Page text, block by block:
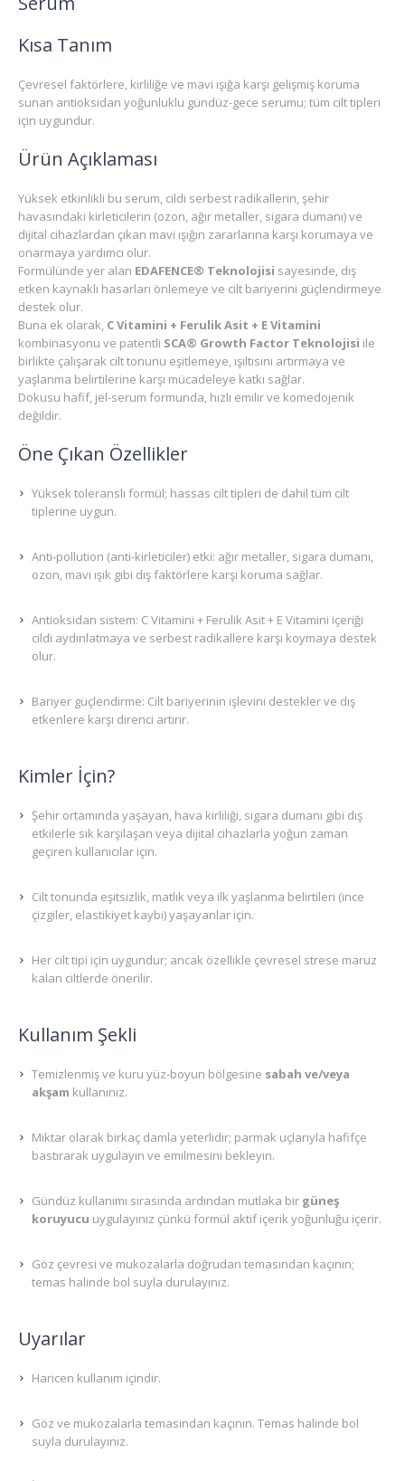
Kısa Tanım
Çevresel faktörlere, kirliliğe ve mavi ışığa karşı gelişmiş koruma
sunan antioksidan yoğunluklu gündüz-gece serumu; tüm cilt tipleri
için uygundur.
Ürün Açıklaması
Yüksek etkinlikli bu serum, cildi serbest radikallerin, şehir
havasındaki kirleticilerin (ozon, ağır metaller, sigara dumanı) ve
dijital cihazlardan çıkan mavi ışığın zararlarına karşı korumaya ve
onarmaya yardımcı olur.
Formülünde yer alan EDAFENCE® Teknolojisi sayesinde, dış
etken kaynaklı hasarları önlemeye ve cilt bariyerini güçlendirmeye
destek olur.
Buna ek olarak, C Vitamini + Ferulik Asit + E Vitamini
kombinasyonu ve patentli SCA® Growth Factor Teknolojisi ile
birlikte çalışarak cilt tonunu eşitlemeye, ışıltısını artırmaya ve
yaşlanma belirtilerine karşı mücadeleye katkı sağlar.
Dokusu hafif, jel-serum formunda, hızlı emilir ve komedojenik
değildir.
Öne Çıkan Özellikler
Yüksek toleranslı formül; hassas cilt tipleri de dahil tüm cilt
tiplerine uygun.
Anti-pollution (anti-kirleticiler) etki: ağır metaller, sigara dumanı,
ozon, mavi ışık gibi dış faktörlere karşı koruma sağlar.
Antioksidan sistem: C Vitamini + Ferulik Asit + E Vitamini içeriği
cildi aydınlatmaya ve serbest radikallere karşı koymaya destek
olur.
Bariyer güçlendirme: Cilt bariyerinin işlevini destekler ve dış
etkenlere karşı direnci artırır.
Kimler İçin?
Şehir ortamında yaşayan, hava kirliliği, sigara dumanı gibi dış
etkilerle sık karşılaşan veya dijital cihazlarla yoğun zaman
geçiren kullanıcılar için.
Cilt tonunda eşitsizlik, matlık veya ilk yaşlanma belirtileri (ince
çizgiler, elastikiyet kaybı) yaşayanlar için.
Her cilt tipi için uygundur; ancak özellikle çevresel strese maruz
kalan ciltlerde önerilir.
Kullanım Şekli
Temizlenmiş ve kuru yüz-boyun bölgesine sabah ve/veya
akşam kullanınız.
Miktar olarak birkaç damla yeterlidir; parmak uçlarıyla hafifçe
bastırarak uygulayın ve emilmesini bekleyin.
Gündüz kullanımı sırasında ardından mutlaka bir güneş
koruyucu uygulayınız çünkü formül aktif içerik yoğunluğu içerir.
Göz çevresi ve mukozalarla doğrudan temasından kaçının;
temas halinde bol suyla durulayınız.
Uyarılar
Haricen kullanım içindir.
Göz ve mukozalarla temasından kaçının. Temas halinde bol
suyla durulayınız.